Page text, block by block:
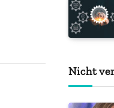
Nicht